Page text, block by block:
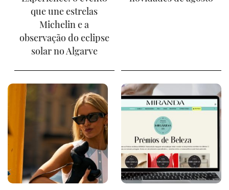
que une estrelas
Michelin e a
observação do eclipse
solar no Algarve